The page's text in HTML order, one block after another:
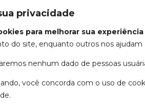
privacidade
para melhorar sua
do site, enquanto outros nos
nenhum dado de pessoas
você concorda com o uso de